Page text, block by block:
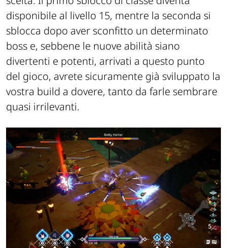
disponibile al livello 15, mentre la seconda si
sblocca dopo aver sconfitto un determinato
boss e, sebbene le nuove abilità siano
divertenti e potenti, arrivati a questo punto
del gioco, avrete sicuramente già sviluppato la
vostra build a dovere, tanto da farle sembrare
quasi irrilevanti.